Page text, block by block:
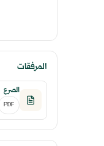
المرفقات
الصرع
PDF